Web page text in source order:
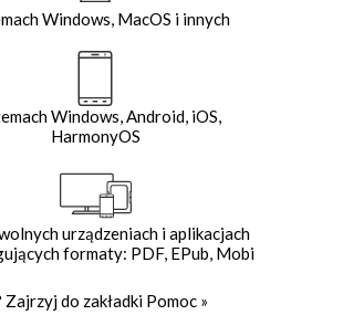
Windows, MacOS i innych
Windows, Android, iOS,
HarmonyOS
urządzeniach i aplikacjach
formaty: PDF, EPub, Mobi
do zakładki Pomoc »